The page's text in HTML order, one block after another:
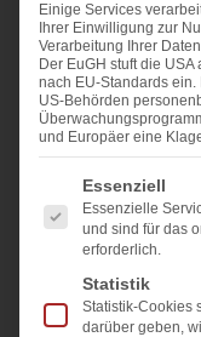
WIE
Einige Services
Ihrer Einwilligung zur
Verarbeitung Ihrer
Der EuGH stuft die
nach EU-Standards
US-Behörden
und Europäer eine
Es folgt eine
Essenziell
Essenzielle
und sind für das
erforderlich.
Statistik
Statistik-Cookies
darüber geben,